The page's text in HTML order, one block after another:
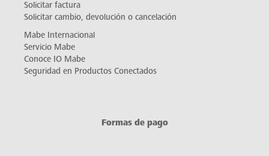
Solicitar factura
Solicitar cambio, devolución o cancelación
Mabe Internacional
Servicio Mabe
Conoce IO Mabe
Seguridad en Productos Conectados
Formas de pago